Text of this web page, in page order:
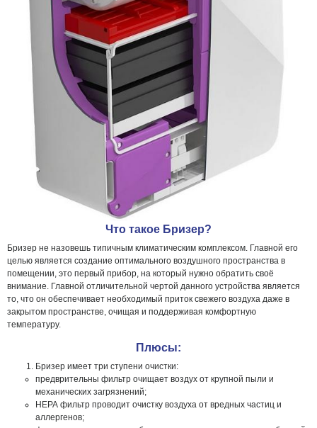
Что такое Бризер?
Бризер не назовешь типичным климатическим комплексом. Главной его
целью является создание оптимального воздушного пространства в
помещении, это первый прибор, на который нужно обратить своё
внимание. Главной отличительной чертой данного устройства является
то, что он обеспечивает необходимый приток свежего воздуха даже в
закрытом пространстве, очищая и поддерживая комфортную
температуру.
Плюсы:
Бризер имеет три ступени очистки:
предврительны фильтр очищает воздух от крупной пыли и
механических загрязнений;
НЕРА фильтр проводит очистку воздуха от вредных частиц и
аллергенов;